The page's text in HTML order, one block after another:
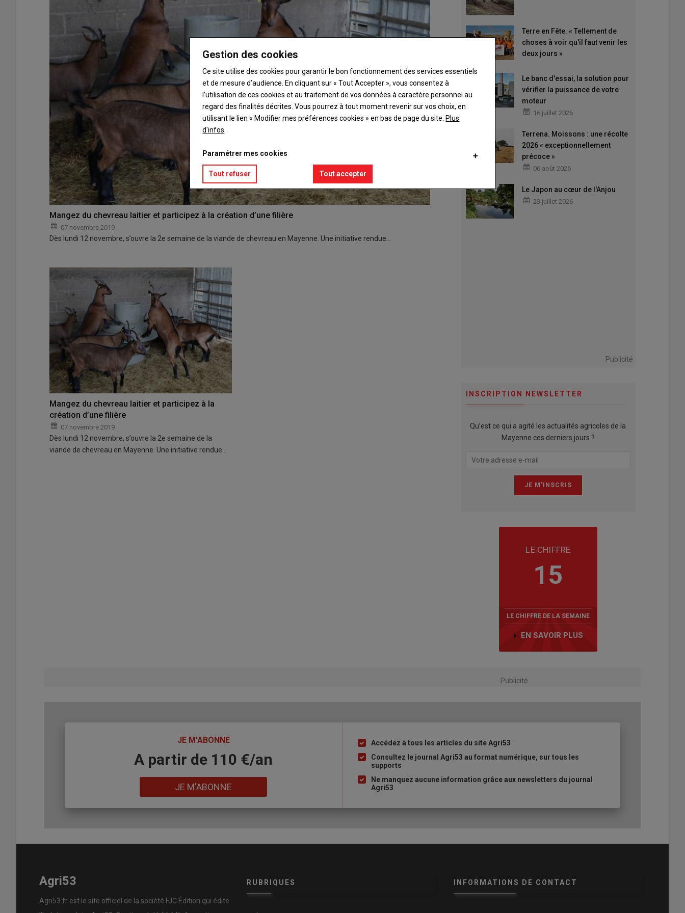
Mangez du chevreau laitier et participez à la création d’une filière
07 novembre 2019
Dès lundi 12 novembre, s’ouvre la 2e semaine de la viande de chevreau en Mayenne. Une initiative rendue…
Mangez du chevreau laitier et participez à la
création d’une filière
07 novembre 2019
Dès lundi 12 novembre, s’ouvre la 2e semaine de la
viande de chevreau en Mayenne. Une initiative rendue…
Terre en Fête. « Tellement de
choses à voir qu'il faut venir les
deux jours »
Le banc d'essai, la solution pour
vérifier la puissance de votre
moteur
16 juillet 2026
Terrena. Moissons : une récolte
2026 « exceptionnellement
précoce »
06 août 2026
Le Japon au cœur de l'Anjou
23 juillet 2026
Publicité
INSCRIPTION NEWSLETTER
Qu’est ce qui a agité les actualités agricoles de la
Mayenne ces derniers jours ?
LE CHIFFRE
15
LE CHIFFRE DE LA SEMAINE
EN SAVOIR PLUS
Publicité
JE M'ABONNE
A partir de 110 €/an
JE M'ABONNE
Liste
à
puce
Accédez à tous les articles du site Agri53
Consultez le journal Agri53 au format numérique, sur tous les
supports
Ne manquez aucune information grâce aux newsletters du journal
Agri53
Agri53
Agri53.fr est le site officiel de la société FJC Édition qui édite
RUBRIQUES INFORMATIONS DE CONTACT
Gestion des cookies
Ce site utilise des cookies pour garantir le bon fonctionnement des services essentiels
et de mesure d’audience. En cliquant sur « Tout Accepter », vous consentez à
l’utilisation de ces cookies et au traitement de vos données à caractère personnel au
regard des finalités décrites. Vous pourrez à tout moment revenir sur vos choix, en
utilisant le lien « Modifier mes préférences cookies » en bas de page du site. Plus
d'infos
Paramétrer mes cookies
Tout refuser Tout accepter